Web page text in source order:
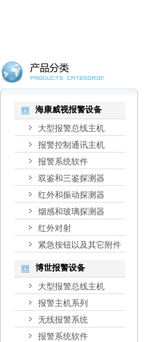
海康威视报警设备
大型报警总线主机
报警控制通讯主机
报警系统软件
双鉴和三鉴探测器
红外和振动探测器
烟感和玻璃探测器
红外对射
紧急按钮以及其它附件
博世报警设备
大型报警总线主机
报警主机系列
无线报警系统
报警系统软件